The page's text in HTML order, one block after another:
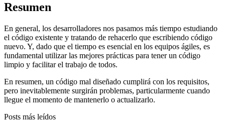
Resumen
En general, los desarrolladores nos pasamos más tiempo estudiando
el código existente y tratando de rehacerlo que escribiendo código
nuevo. Y, dado que el tiempo es esencial en los equipos ágiles, es
fundamental utilizar las mejores prácticas para tener un código
limpio y facilitar el trabajo de todos.
En resumen, un código mal diseñado cumplirá con los requisitos,
pero inevitablemente surgirán problemas, particularmente cuando
llegue el momento de mantenerlo o actualizarlo.
Posts más leídos